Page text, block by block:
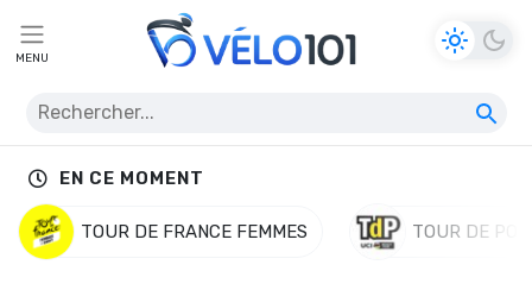
MENU
EN CE MOMENT
TOUR DE FRANCE FEMMES TOUR DE